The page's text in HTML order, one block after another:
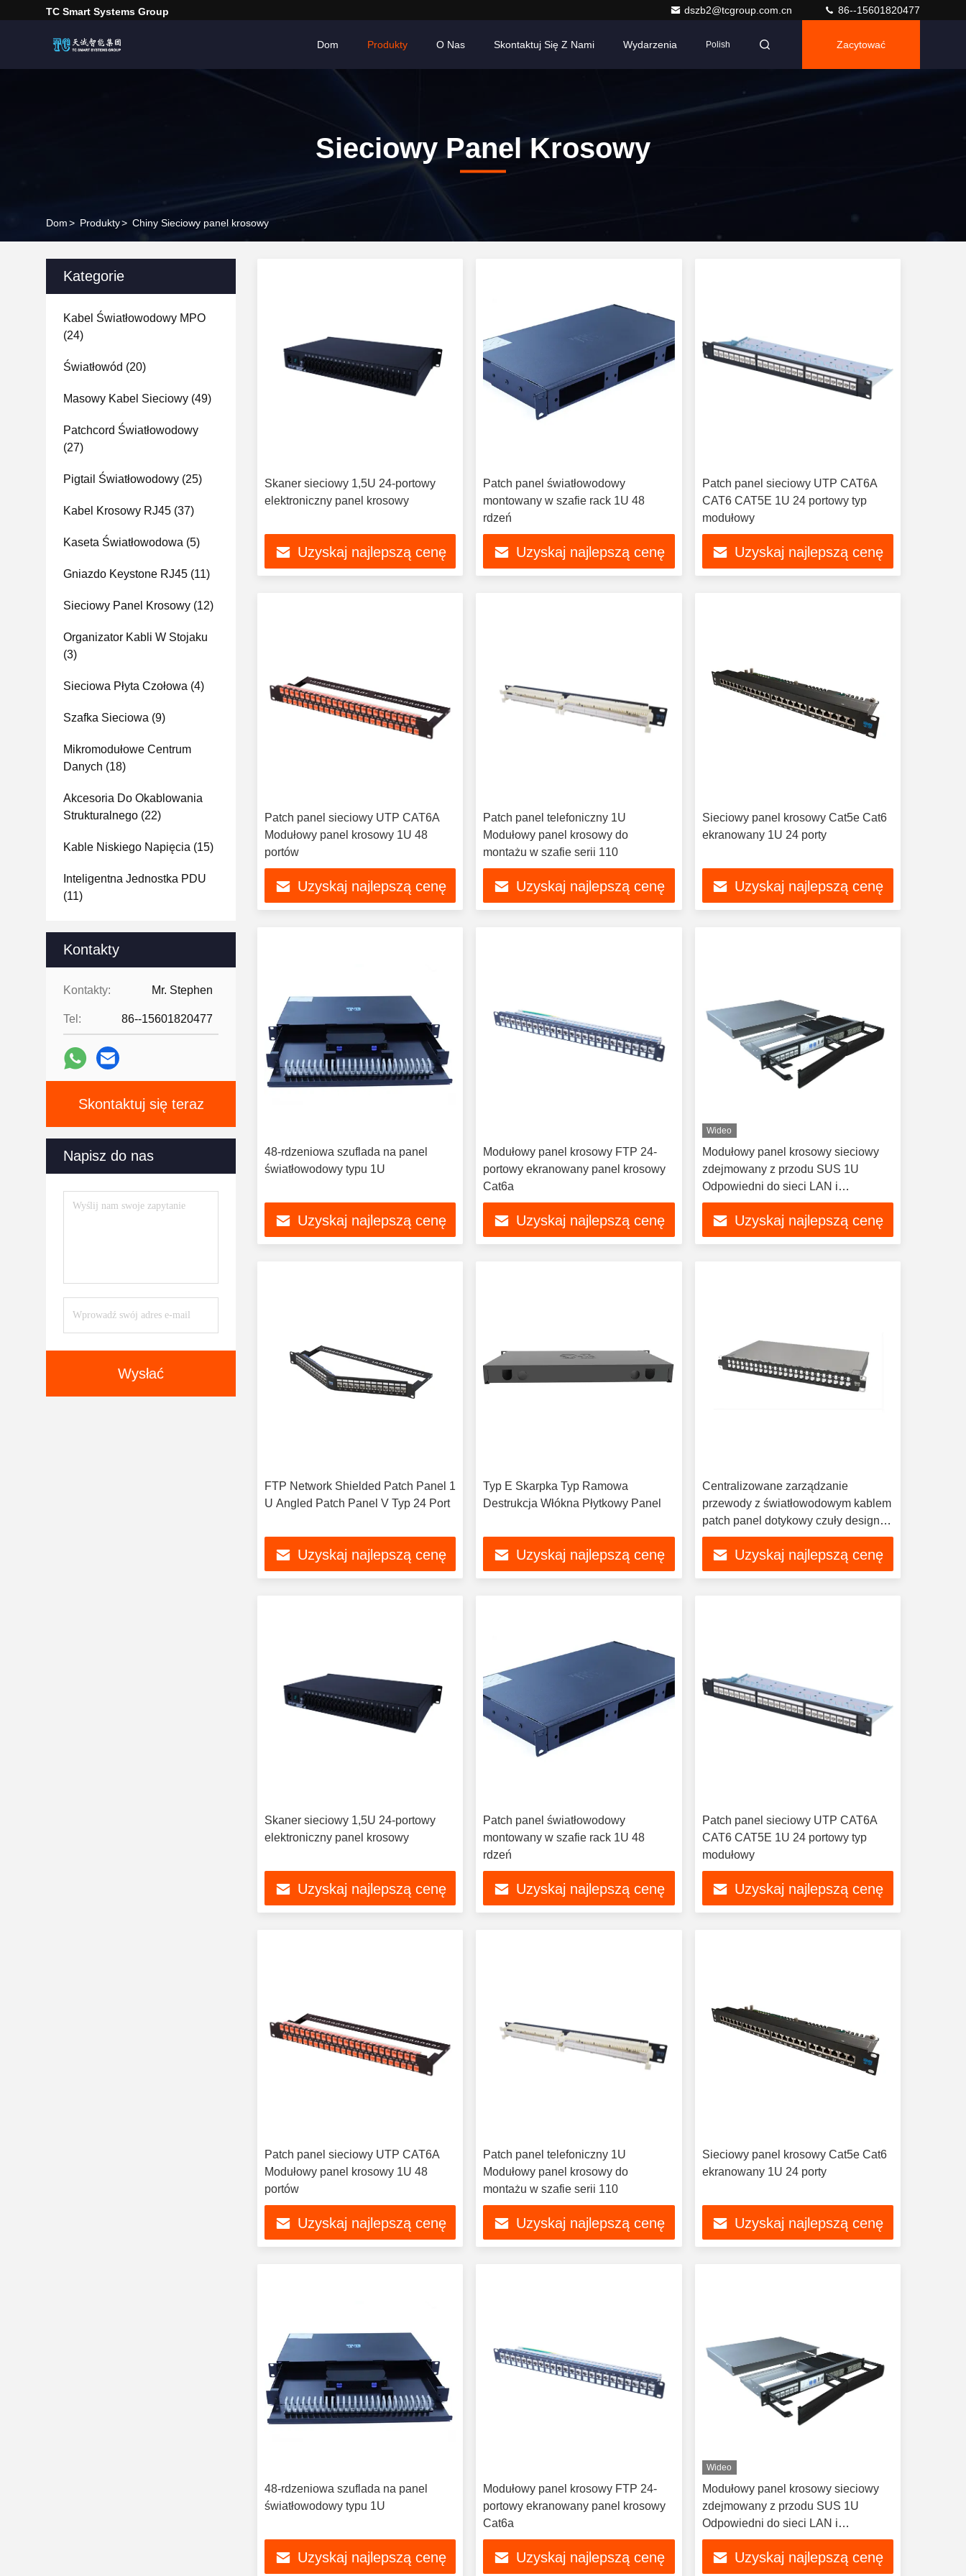
TC Smart Systems Group dszb2@tcgroup.com.cn 86--15601820477
Dom Produkty O Nas Skontaktuj Się Z Nami Wydarzenia Polish Zacytować
Sieciowy Panel Krosowy
Dom> Produkty> Chiny Sieciowy panel krosowy
Kategorie
Kabel Światłowodowy MPO
(24)
Światłowód (20)
Masowy Kabel Sieciowy (49)
Patchcord Światłowodowy
(27)
Pigtail Światłowodowy (25)
Kabel Krosowy RJ45 (37)
Kaseta Światłowodowa (5)
Gniazdo Keystone RJ45 (11)
Sieciowy Panel Krosowy (12)
Organizator Kabli W Stojaku
(3)
Sieciowa Płyta Czołowa (4)
Szafka Sieciowa (9)
Mikromodułowe Centrum
Danych (18)
Akcesoria Do Okablowania
Strukturalnego (22)
Kable Niskiego Napięcia (15)
Inteligentna Jednostka PDU
(11)
Kontakty
Kontakty: Mr. Stephen
Tel: 86--15601820477
Skontaktuj się teraz
Napisz do nas
Wysłać
Skaner sieciowy 1,5U 24-portowy
elektroniczny panel krosowy
Uzyskaj najlepszą cenę
Patch panel światłowodowy
montowany w szafie rack 1U 48
rdzeń
Uzyskaj najlepszą cenę
Patch panel sieciowy UTP CAT6A
CAT6 CAT5E 1U 24 portowy typ
modułowy
Uzyskaj najlepszą cenę
Patch panel sieciowy UTP CAT6A
Modułowy panel krosowy 1U 48
portów
Uzyskaj najlepszą cenę
Patch panel telefoniczny 1U
Modułowy panel krosowy do
montażu w szafie serii 110
Uzyskaj najlepszą cenę
Sieciowy panel krosowy Cat5e Cat6
ekranowany 1U 24 porty
Uzyskaj najlepszą cenę
48-rdzeniowa szuflada na panel
światłowodowy typu 1U
Uzyskaj najlepszą cenę
Modułowy panel krosowy FTP 24-
portowy ekranowany panel krosowy
Cat6a
Uzyskaj najlepszą cenę
Wideo
Modułowy panel krosowy sieciowy
zdejmowany z przodu SUS 1U
Odpowiedni do sieci LAN i
światłowodowej
Uzyskaj najlepszą cenę
FTP Network Shielded Patch Panel 1
U Angled Patch Panel V Typ 24 Port
Uzyskaj najlepszą cenę
Typ E Skarpka Typ Ramowa
Destrukcja Włókna Płytkowy Panel
Uzyskaj najlepszą cenę
Centralizowane zarządzanie
przewody z światłowodowym kablem
patch panel dotykowy czuły design
drzwi pyłowe
Uzyskaj najlepszą cenę
Skaner sieciowy 1,5U 24-portowy
elektroniczny panel krosowy
Uzyskaj najlepszą cenę
Patch panel światłowodowy
montowany w szafie rack 1U 48
rdzeń
Uzyskaj najlepszą cenę
Patch panel sieciowy UTP CAT6A
CAT6 CAT5E 1U 24 portowy typ
modułowy
Uzyskaj najlepszą cenę
Patch panel sieciowy UTP CAT6A
Modułowy panel krosowy 1U 48
portów
Uzyskaj najlepszą cenę
Patch panel telefoniczny 1U
Modułowy panel krosowy do
montażu w szafie serii 110
Uzyskaj najlepszą cenę
Sieciowy panel krosowy Cat5e Cat6
ekranowany 1U 24 porty
Uzyskaj najlepszą cenę
48-rdzeniowa szuflada na panel
światłowodowy typu 1U
Uzyskaj najlepszą cenę
Modułowy panel krosowy FTP 24-
portowy ekranowany panel krosowy
Cat6a
Uzyskaj najlepszą cenę
Wideo
Modułowy panel krosowy sieciowy
zdejmowany z przodu SUS 1U
Odpowiedni do sieci LAN i
światłowodowej
Uzyskaj najlepszą cenę